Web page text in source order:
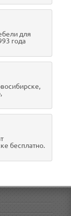
для
года
бесплатно.